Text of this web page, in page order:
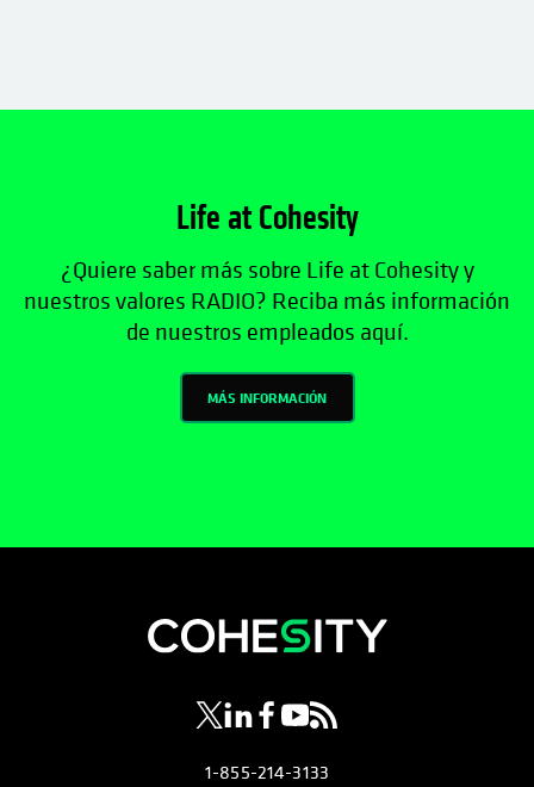
Life at Cohesity
¿Quiere saber más sobre Life at Cohesity y
nuestros valores RADIO? Reciba más información
de nuestros empleados aquí.
MÁS INFORMACIÓN
se abre en una pestaña nueva
se abre en una pestaña nueva
se abre en una pestaña nueva
se abre en una pestaña
se abre en una pestaña
1-855-214-3133